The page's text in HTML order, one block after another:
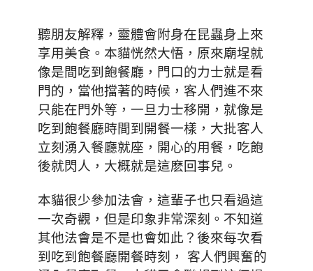
聽朋友解釋，靈體會附身在昆蟲身上來
享用美食。本貓恍然大悟，原來廟埕就
像是間吃到飽餐廳，門口的力士就是看
門的，當他擋著的時候，客人們進不來
只能在門外等，一旦力士移開，就像是
吃到飽餐廳時間到開餐一樣，大批客人
立刻湧入餐廳就座，開心的用餐，吃飽
後就閃人，大概就是這麽回事兒。
本貓很少參加法會，這輩子也只看過這
一次奇觀，但是印象非常深刻。不知道
其他法會是不是也會如此？後來每次看
到吃到飽餐廳開餐時刻， 客人們興奮的